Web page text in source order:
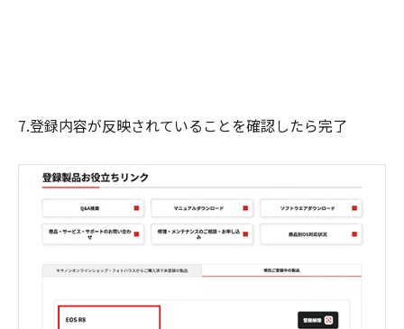
7.登録内容が反映されていることを確認したら完了